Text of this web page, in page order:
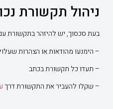
ניהול תקשורת
בעת סכסוך, יש להיזהר בתקשורת
– הימנעו מהודאות או הצהרות
– תעדו כל תקשורת בכתב
– שקלו להעביר את התקשורת דרך